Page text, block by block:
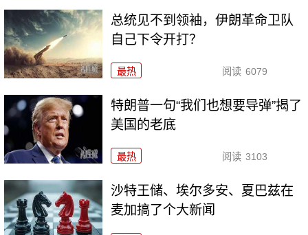
总统见不到领袖，伊朗革命卫队
自己下令开打？
最热 阅读 6079
特朗普一句“我们也想要导弹”揭了
美国的老底
最热 阅读 3103
沙特王储、埃尔多安、夏巴兹在
麦加搞了个大新闻